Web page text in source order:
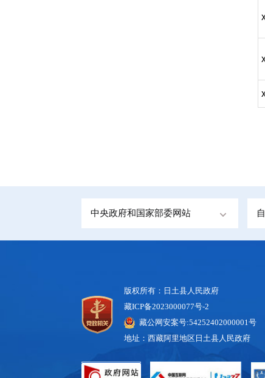
中央政府和国家部委网站
版权所有：日土县人民政府
藏ICP备2023000077号-2
藏公网安案号:54252402000001号
地址：西藏阿里地区日土县人民政府